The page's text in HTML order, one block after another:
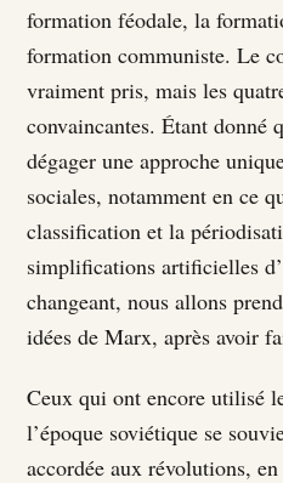
formation féodale, la
formation communiste. Le
vraiment pris, mais les
convaincantes. Étant donné
dégager une approche
sociales, notamment en ce
classification et la
simplifications artificielles
changeant, nous allons
idées de Marx, après avoir
Ceux qui ont encore utilisé
l’époque soviétique se
accordée aux révolutions,